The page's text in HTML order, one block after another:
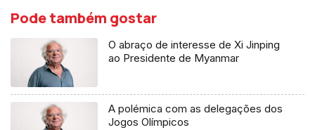
Pode também gostar
O abraço de interesse de Xi Jinping
ao Presidente de Myanmar
A polémica com as delegações dos
Jogos Olímpicos